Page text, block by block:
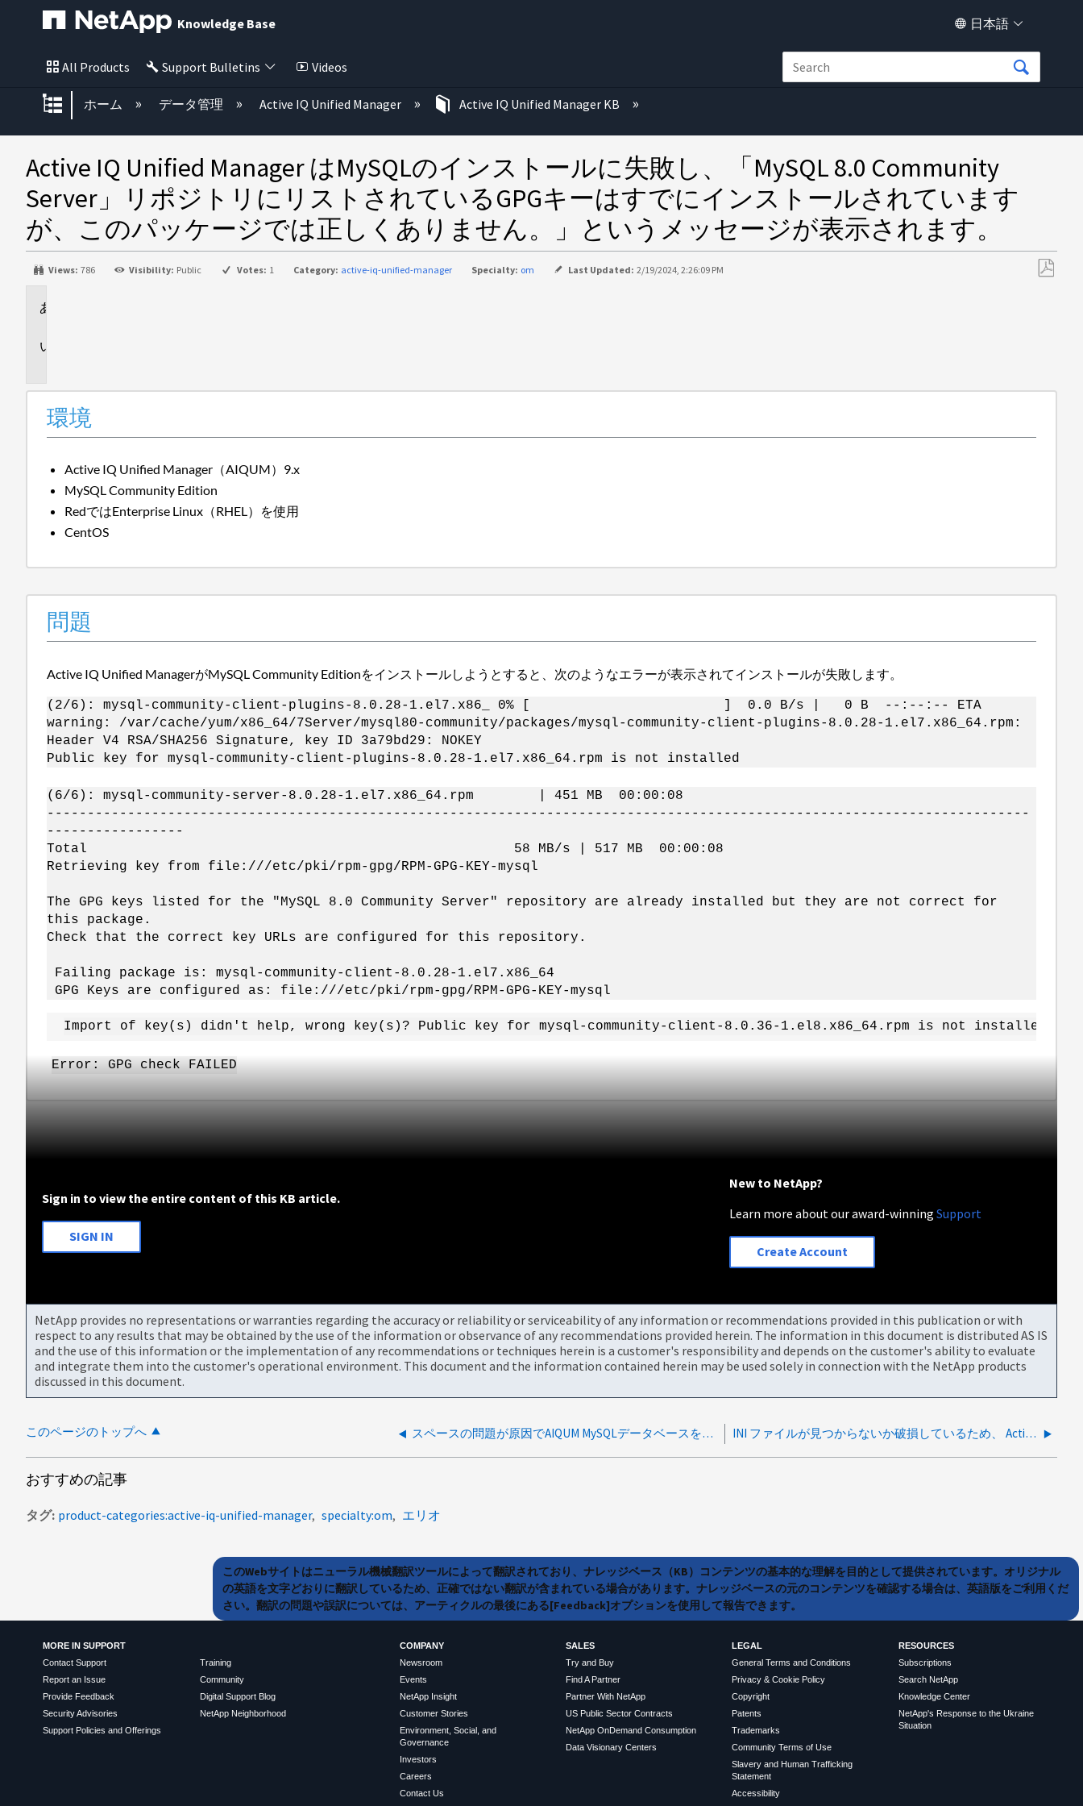
Knowledge Base 日本語
All Products Support Bulletins Videos
グローバル階層を展開/折りたたむ
ホーム データ管理 Active IQ Unified Manager Active IQ Unified Manager KB
Active IQ Unified Manager はMySQLのインストールに失敗し、「MySQL 8.0 Community
Server」リポジトリにリストされているGPGキーはすでにインストールされています
が、このパッケージでは正しくありません。」というメッセージが表示されます。
Views: 786 Visibility: Public Votes: 1 Category: active-iq-unified-manager Specialty: om Last Updated: 2/19/2024, 2:26:09 PM
環境
Active IQ Unified Manager（AIQUM）9.x
MySQL Community Edition
RedではEnterprise Linux（RHEL）を使用
CentOS
問題
Active IQ Unified ManagerがMySQL Community Editionをインストールしようとすると、次のようなエラーが表示されてインストールが失敗します。
(2/6): mysql-community-client-plugins-8.0.28-1.el7.x86_ 0% [ ] 0.0 B/s | 0 B --:--:-- ETA
warning: /var/cache/yum/x86_64/7Server/mysql80-community/packages/mysql-community-client-plugins-8.0.28-1.el7.x86_64.rpm:
Header V4 RSA/SHA256 Signature, key ID 3a79bd29: NOKEY
Public key for mysql-community-client-plugins-8.0.28-1.el7.x86_64.rpm is not installed
(6/6): mysql-community-server-8.0.28-1.el7.x86_64.rpm | 451 MB 00:00:08
--------------------------------------------------------------------------------------------------------------------------
-----------------
Total 58 MB/s | 517 MB 00:00:08
Retrieving key from file:///etc/pki/rpm-gpg/RPM-GPG-KEY-mysql
The GPG keys listed for the "MySQL 8.0 Community Server" repository are already installed but they are not correct for
this package.
Check that the correct key URLs are configured for this repository.
Failing package is: mysql-community-client-8.0.28-1.el7.x86_64
GPG Keys are configured as: file:///etc/pki/rpm-gpg/RPM-GPG-KEY-mysql
Import of key(s) didn't help, wrong key(s)? Public key for mysql-community-client-8.0.36-1.el8.x86_64.rpm is not installed.
Error: GPG check FAILED
Sign in to view the entire content of this KB article.
SIGN IN
New to NetApp?
Learn more about our award-winningSupport
Create Account
NetApp provides no representations or warranties regarding the accuracy or reliability or serviceability of any information or recommendations provided in this publication or with
respect to any results that may be obtained by the use of the information or observance of any recommendations provided herein. The information in this document is distributed AS IS
and the use of this information or the implementation of any recommendations or techniques herein is a customer's responsibility and depends on the customer's ability to evaluate
and integrate them into the customer's operational environment. This document and the information contained herein may be used solely in connection with the NetApp products
discussed in this document.
このページのトップへ スペースの問題が原因でAIQUM MySQLデータベースを新しい構成にリストアできない INI ファイルが見つからないか破損しているため、 ActiveIQ Unified Manager MySQL サービスを開始できません
おすすめの記事
タグ product-categories:active-iq-unified-manager specialty:om エリオ
このWebサイトはニューラル機械翻訳ツールによって翻訳されており、ナレッジベース（KB）コンテンツの基本的な理解を目的として提供されています。オリジナル
の英語を文字どおりに翻訳しているため、正確ではない翻訳が含まれている場合があります。ナレッジベースの元のコンテンツを確認する場合は、英語版をご利用くだ
さい。翻訳の問題や誤訳については、アーティクルの最後にある[Feedback]オプションを使用して報告できます。
MORE IN SUPPORT
Contact Support
Report an Issue
Provide Feedback
Security Advisories
Support Policies and Offerings
Training
Community
Digital Support Blog
NetApp Neighborhood
COMPANY
Newsroom
Events
NetApp Insight
Customer Stories
Environment, Social, and
Governance
Investors
Careers
Contact Us
SALES
Try and Buy
Find A Partner
Partner With NetApp
US Public Sector Contracts
NetApp OnDemand Consumption
Data Visionary Centers
LEGAL
General Terms and Conditions
Privacy & Cookie Policy
Copyright
Patents
Trademarks
Community Terms of Use
Slavery and Human Trafficking
Statement
Accessibility
RESOURCES
Subscriptions
Search NetApp
Knowledge Center
NetApp's Response to the Ukraine
Situation